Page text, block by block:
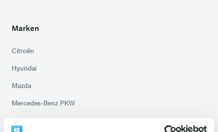
Marken
Citroën
Hyundai
Mazda
Mercedes-Benz PKW